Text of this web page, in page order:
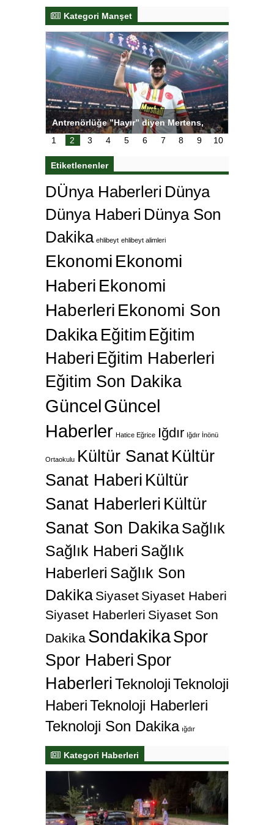
Kategori Manşet
diyen Mertens,
bakın ne istedi
Salihli Sporcuları Kuraş’ta
1
2 3 4 5 6 7 8 9 10
Etiketlenenler
DÜnya Haberleri Dünya
Dünya Haberi Dünya Son
Dakika ehlibeyt ehlibeyt alimleri
Ekonomi Ekonomi
Haberi Ekonomi
Haberleri Ekonomi Son
Dakika Eğitim Eğitim
Haberi Eğitim Haberleri
Eğitim Son Dakika
GüncelGüncel
Haberler Hatice Eğrice Iğdır Iğdır İnönü
Ortaokulu Kültür SanatKültür
Sanat Haberi Kültür
Sanat Haberleri Kültür
Sanat Son DakikaSağlık
Sağlık Haberi Sağlık
Haberleri Sağlık Son
Dakika Siyaset Siyaset Haberi
Siyaset Haberleri Siyaset Son
Dakika SondakikaSpor
Spor Haberi Spor
HaberleriTeknolojiTeknoloji
HaberiTeknoloji Haberleri
Teknoloji Son Dakika ığdır
Kategori Haberleri